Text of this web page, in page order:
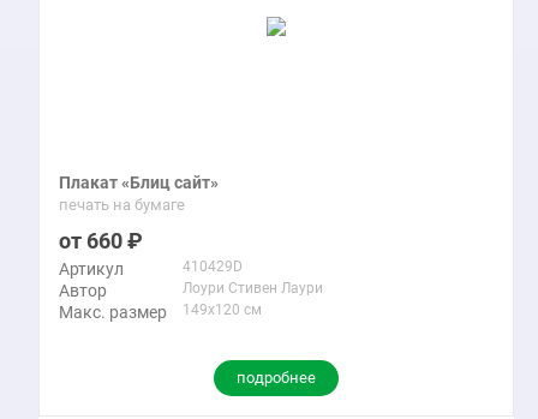
Плакат «Блиц сайт»
печать на бумаге
660
Артикул 410429D
Автор Лоури Стивен Лаури
Макс. размер 149x120 см
подробнее